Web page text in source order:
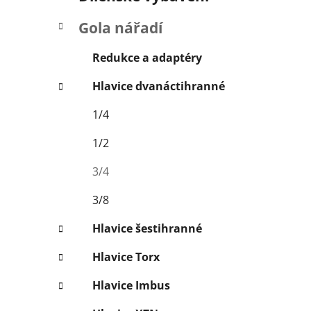
p
l
Gola nářadí
Redukce a adaptéry
Hlavice dvanáctihranné
1/4
1/2
3/4
3/8
Hlavice šestihranné
Hlavice Torx
Hlavice Imbus